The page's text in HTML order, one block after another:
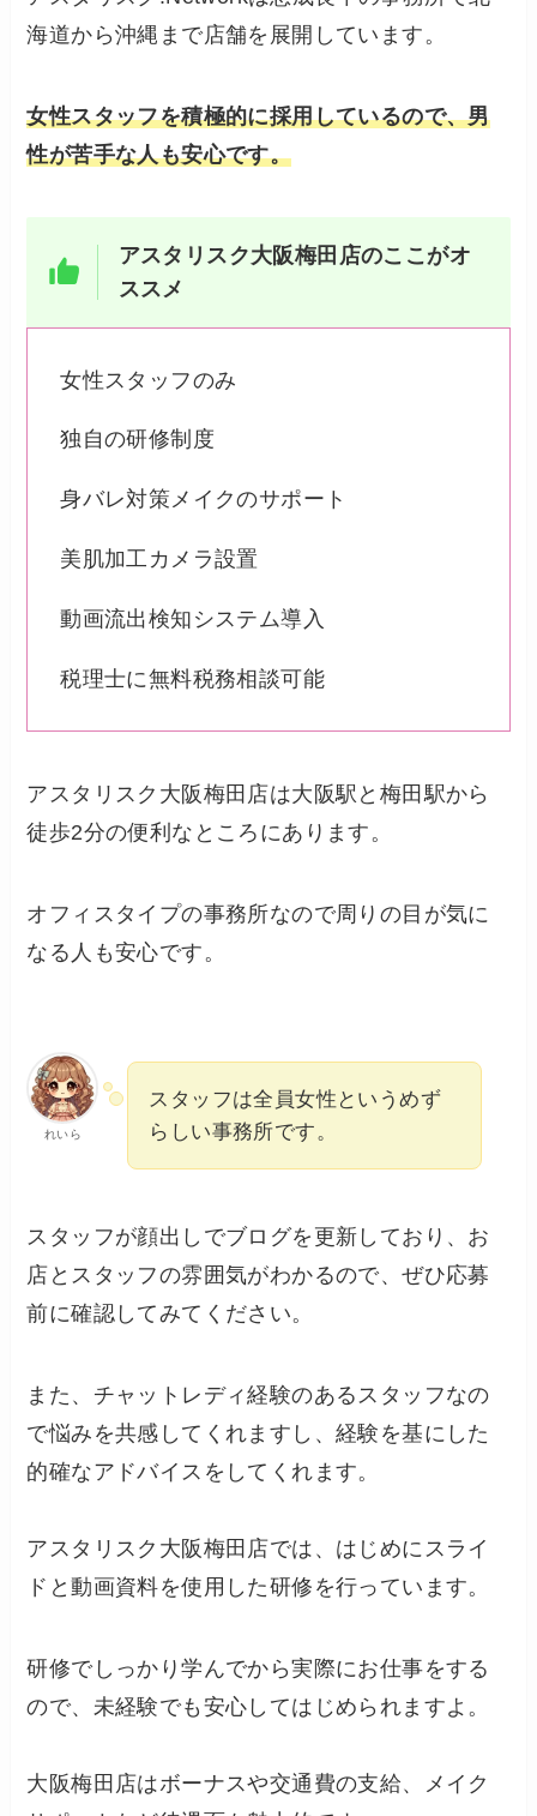
海道から沖縄まで店舗を展開しています。
女性スタッフを積極的に採用しているので、男
性が苦手な人も安心です。
アスタリスク大阪梅田店のここがオ
ススメ
女性スタッフのみ
独自の研修制度
身バレ対策メイクのサポート
美肌加工カメラ設置
動画流出検知システム導入
税理士に無料税務相談可能
アスタリスク大阪梅田店は大阪駅と梅田駅から
徒歩2分の便利なところにあります。
オフィスタイプの事務所なので周りの目が気に
なる人も安心です。
れいら
スタッフは全員女性というめず
らしい事務所です。
スタッフが顔出しでブログを更新しており、お
店とスタッフの雰囲気がわかるので、ぜひ応募
前に確認してみてください。
また、チャットレディ経験のあるスタッフなの
で悩みを共感してくれますし、経験を基にした
的確なアドバイスをしてくれます。
アスタリスク大阪梅田店では、はじめにスライ
ドと動画資料を使用した研修を行っています。
研修でしっかり学んでから実際にお仕事をする
ので、未経験でも安心してはじめられますよ。
大阪梅田店はボーナスや交通費の支給、メイク